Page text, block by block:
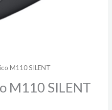
M110 SILENT
M110 SILENT